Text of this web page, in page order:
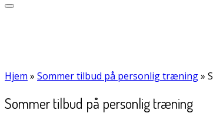
Hjem » Sommer tilbud på personlig træning»
Sommer tilbud på personlig træning